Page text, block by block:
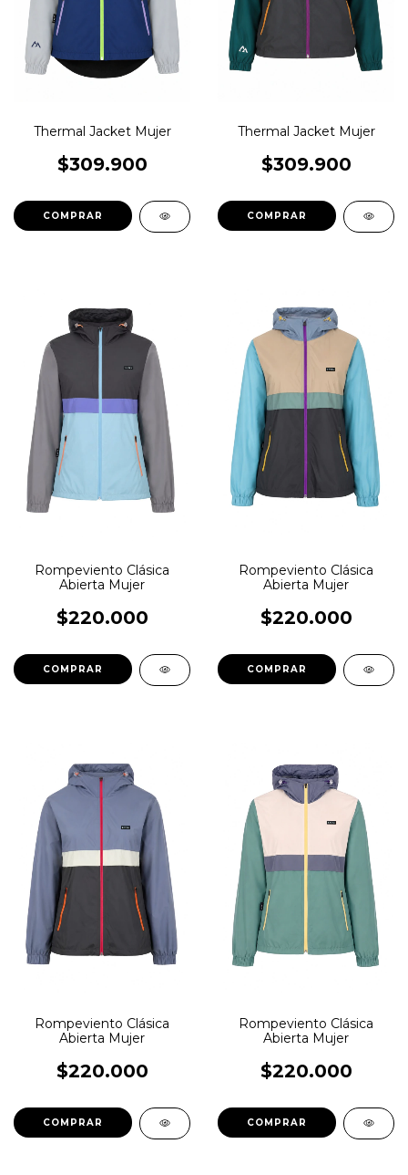
Thermal Jacket Mujer
$309.900
COMPRAR
Thermal Jacket Mujer
$309.900
COMPRAR
Rompeviento Clásica
Abierta Mujer
$220.000
COMPRAR
Rompeviento Clásica
Abierta Mujer
$220.000
COMPRAR
Rompeviento Clásica
Abierta Mujer
$220.000
COMPRAR
Rompeviento Clásica
Abierta Mujer
$220.000
COMPRAR